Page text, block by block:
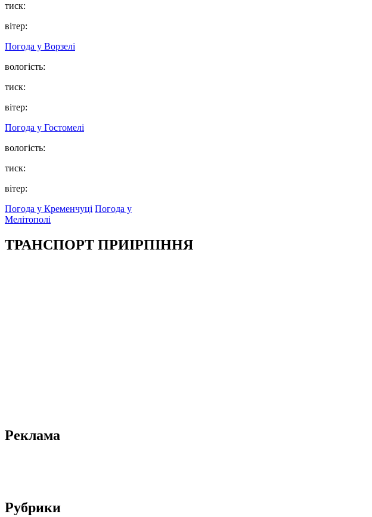
тиск:
вітер:
Погода у Ворзелі
вологість:
тиск:
вітер:
Погода у Гостомелі
вологість:
тиск:
вітер:
Погода у Кременчуці Погода у
Мелітополі
ТРАНСПОРТ ПРИІРПІННЯ
Реклама
Рубрики